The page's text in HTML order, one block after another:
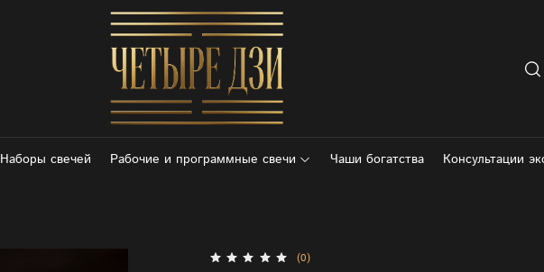
Наборы свечей Рабочие и программные свечи Чаши богатства Консультации
(0)